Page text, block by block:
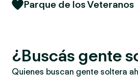
Parque de los Veteranos
¿Buscás gente
Quienes buscan gente soltera